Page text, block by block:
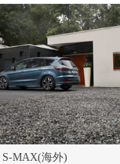
S-MAX(海外)